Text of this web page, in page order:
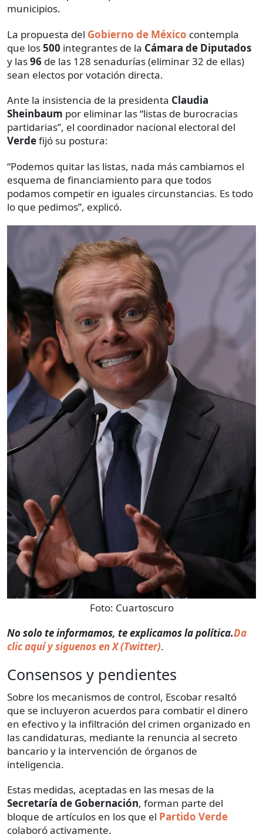
municipios.
La propuesta del Gobierno de México contempla
que los500 integrantes de la Cámara de Diputados
y las96 de las 128 senadurías (eliminar 32 de ellas)
sean electos por votación directa.
Ante la insistencia de la presidenta Claudia
Sheinbaum por eliminar las “listas de burocracias
partidarias”, el coordinador nacional electoral del
Verdefijó su postura:
“Podemos quitar las listas, nada más cambiamos el
esquema de financiamiento para que todos
podamos competir en iguales circunstancias. Es todo
lo que pedimos”, explicó.
Foto: Cuartoscuro
No solo te informamos, te explicamos la política.Da
clic aquí y siguenos en X (Twitter).
Consensos y pendientes
Sobre los mecanismos de control, Escobar resaltó
que se incluyeron acuerdos para combatir el dinero
en efectivo y la infiltración del crimen organizado en
las candidaturas, mediante la renuncia al secreto
bancario y la intervención de órganos de
inteligencia.
Estas medidas, aceptadas en las mesas de la
Secretaría de Gobernación, forman parte del
bloque de artículos en los que el Partido Verde
colaboró activamente.